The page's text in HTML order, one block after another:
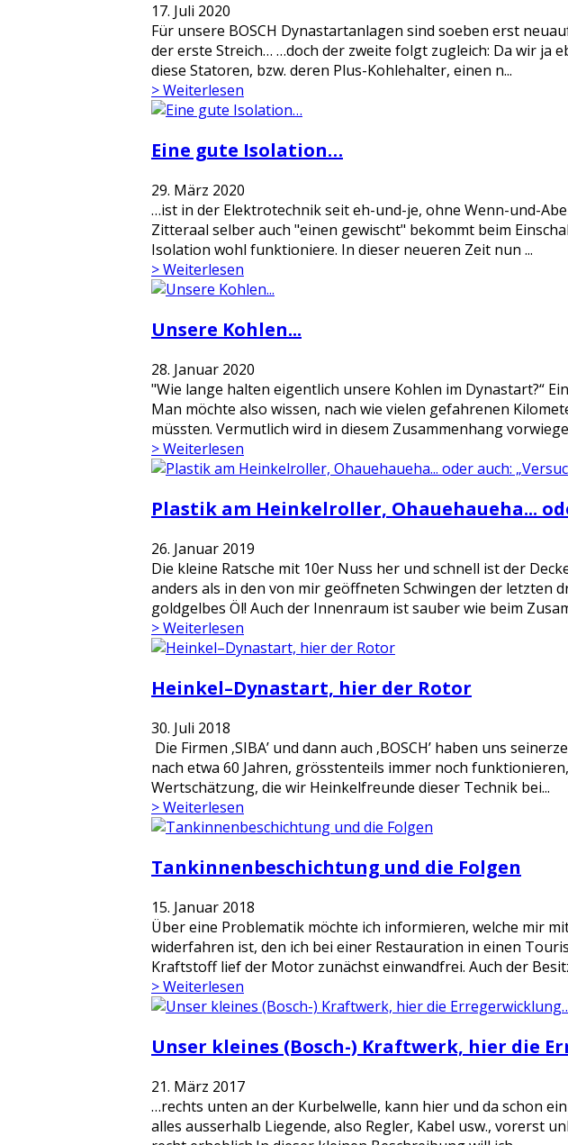
17. Juli 2020
Für unsere BOSCH Dynastartanlagen sind soeben erst
der erste Streich… …doch der zweite folgt zugleich: Da wir ja
diese Statoren, bzw. deren Plus-Kohlehalter, einen n...
> Weiterlesen
Eine gute Isolation…
29. März 2020
…ist in der Elektrotechnik seit eh-und-je, ohne Wenn-und-
Zitteraal selber auch "einen gewischt" bekommt beim
Isolation wohl funktioniere. In dieser neueren Zeit nun ...
> Weiterlesen
Unsere Kohlen...
28. Januar 2020
"Wie lange halten eigentlich unsere Kohlen im Dynastart?“
Man möchte also wissen, nach wie vielen gefahrenen
müssten. Vermutlich wird in diesem Zusammenhang
> Weiterlesen
Plastik am Heinkelroller, Ohauehaueha...
26. Januar 2019
Die kleine Ratsche mit 10er Nuss her und schnell ist der
anders als in den von mir geöffneten Schwingen der letzten
goldgelbes Öl! Auch der Innenraum ist sauber wie beim
> Weiterlesen
Heinkel–Dynastart, hier der Rotor
30. Juli 2018
Die Firmen ‚SIBA’ und dann auch ‚BOSCH’ haben uns
nach etwa 60 Jahren, grösstenteils immer noch
Wertschätzung, die wir Heinkelfreunde dieser Technik bei...
> Weiterlesen
Tankinnenbeschichtung und die Folgen
15. Januar 2018
Über eine Problematik möchte ich informieren, welche mir
widerfahren ist, den ich bei einer Restauration in einen
Kraftstoff lief der Motor zunächst einwandfrei. Auch der
> Weiterlesen
Unser kleines (Bosch-) Kraftwerk, hier die
21. März 2017
…rechts unten an der Kurbelwelle, kann hier und da schon
alles ausserhalb Liegende, also Regler, Kabel usw., vorerst